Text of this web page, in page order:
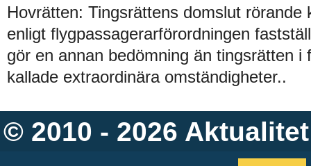
Hovrätten: Tingsrättens domslut rörande
enligt flygpassagerarförordningen
gör en annan bedömning än tingsrätten i
kallade extraordinära omständigheter..
© 2010 - 2026 Aktualitet